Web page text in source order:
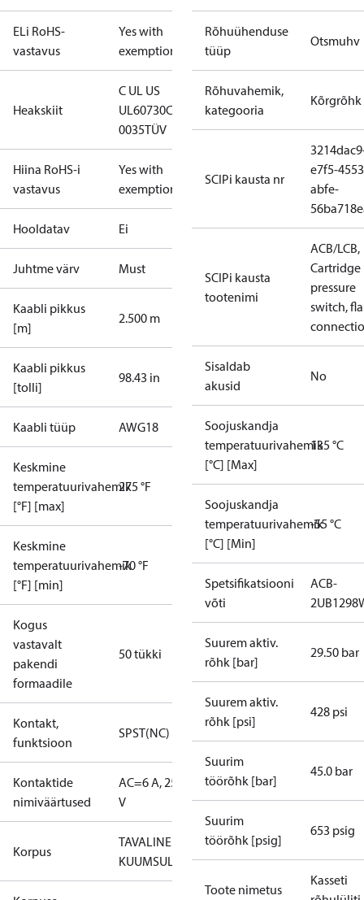
ELi RoHS-
vastavus
Yes with
exemptions
Heakskiit
C UL US
UL60730CE
0035TÜV
Hiina RoHS-i
vastavus
Yes with
exemptions
Hooldatav Ei
Juhtme värv Must
Kaabli pikkus
[m]
2.500 m
Kaabli pikkus
[tolli]
98.43 in
Kaabli tüüp AWG18
Keskmine
temperatuurivahemik
[°F] [max]
275 °F
Keskmine
temperatuurivahemik
[°F] [min]
-70 °F
Kogus
vastavalt
pakendi
formaadile
50 tükki
Kontakt,
funktsioon
SPST(NC)
Kontaktide
nimiväärtused
AC=6 A, 250
V
Korpus
TAVALINE
KUUMSULATUS
Rõhuühenduse
tüüp
Otsmuhv
Rõhuvahemik,
kategooria
Kõrgrõhk
SCIPi kausta nr
e7f5-
abfe-
SCIPi kausta
tootenimi
ACB/LCB,
Cartridge
pressure
switch,
Sisaldab
akusid
No
Soojuskandja
temperatuurivahemik
[°C] [Max]
135 °C
Soojuskandja
temperatuurivahemik
[°C] [Min]
-55 °C
Spetsifikatsiooni
võti
ACB-
Suurem aktiv.
rõhk [bar]
29.50 bar
Suurem aktiv.
rõhk [psi]
428 psi
Suurim
töörõhk [bar]
45.0 bar
Suurim
töörõhk [psig]
653 psig
Toote nimetus
Kasseti